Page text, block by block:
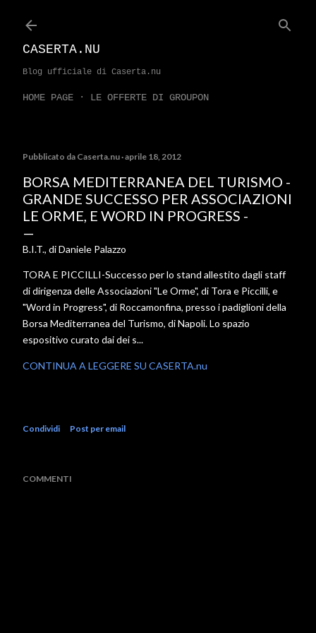
CASERTA.NU
Blog ufficiale di Caserta.nu
HOME PAGE LE OFFERTE DI GROUPON
Pubblicato da Caserta.nu aprile 18, 2012
BORSA MEDITERRANEA DEL TURISMO -
GRANDE SUCCESSO PER ASSOCIAZIONI
LE ORME, E WORD IN PROGRESS -
B.I.T., di Daniele Palazzo
TORA E PICCILLI-Successo per lo stand allestito dagli staff
di dirigenza delle Associazioni "Le Orme", di Tora e Piccilli, e
"Word in Progress", di Roccamonfina, presso i padiglioni della
Borsa Mediterranea del Turismo, di Napoli. Lo spazio
espositivo curato dai dei s...
CONTINUA A LEGGERE SU CASERTA.nu
Condividi Post per email
COMMENTI